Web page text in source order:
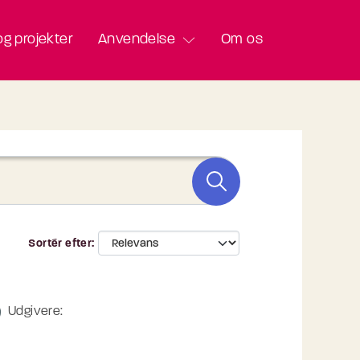
projekter Anvendelse Om os
Sortér efter
Udgivere: